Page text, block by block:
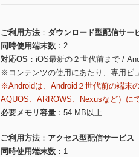
ご利用方法
ダウンロード型配信サー
同時使用端末数
2
対応OS
iOS最新の２世代前まで /
※コンテンツの使用にあたり、専用ビ
※Androidは、Android２世代前の端末
AQUOS、ARROWS、Nexusなど）に
必要メモリ容量
54 MB以上
ご利用方法
アクセス型配信サービス
同時使用端末数
1